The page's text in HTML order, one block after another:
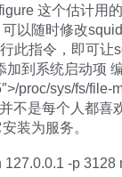
这个估计用
以随时修改
此指令，即可让
加到系统启动项
proc/sys/fs/file-
不是每个人都喜
装为服务。
-p 3128